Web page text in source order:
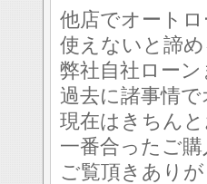
他店でオート
使えないと諦
弊社自社ロー
過去に諸事情
現在はきちん
一番合ったご
ご覧頂きあり